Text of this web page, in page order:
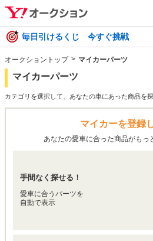
毎日引けるくじ 今すぐ挑戦
オークショントップ マイカーパーツ
マイカーパーツ
カテゴリを選択して、あなたの車にあった商品を
マイカーを登録
あなたの愛車に合った商品がもっ
手間なく探せる！
愛車に合うパーツを
自動で表示